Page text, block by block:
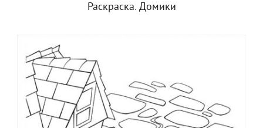
Раскраска. Домики